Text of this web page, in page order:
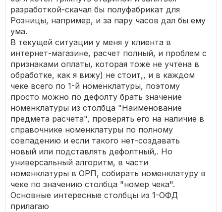
разработкой-скачал бы полуфабрикат для
Розницы, например, и за пару часов дал бы ему
ума.
В текущей ситуации у меня у клиента в
интернет-магазине, расчет полный, и проблем с
признаками оплаты, которая тоже не учтена в
обработке, как я вижу) не стоит,, и в каждом
чеке всего по 1-й номенклатуры, поэтому
просто можно по дефолту брать значение
номенклатуры из столбца "Наименование
предмета расчета", проверять его на наличие в
справочнике номенклатуры по полному
совпадению и если такого нет-создавать
новый или подставлять дефолтный,. Но
универсальный алгоритм, в части
номенклатуры в ОРП, собирать номенклатуру в
чеке по значению столбца "номер чека".
Основные интересные столбцы из 1-ОФД
прилагаю